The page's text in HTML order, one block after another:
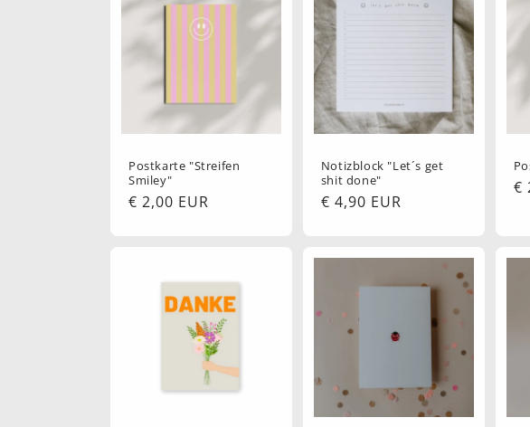
Postkarte "Streifen
Smiley"
Normaler
€ 2,00 EUR
Notizblock "Let´s get
shit done"
Normaler
€ 4,90 EUR
€